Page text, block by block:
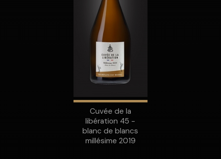
Cuvée de la
libération 45 -
blanc de blancs
millésime 2019